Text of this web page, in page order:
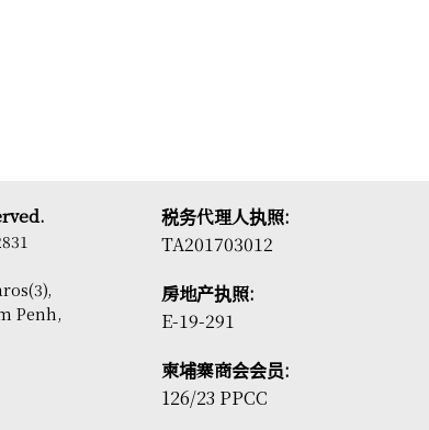
Penh,
税务代理人执照:
TA201703012
房地产执照:
E-19-291
柬埔寨商会会员:
126/23 PPCC